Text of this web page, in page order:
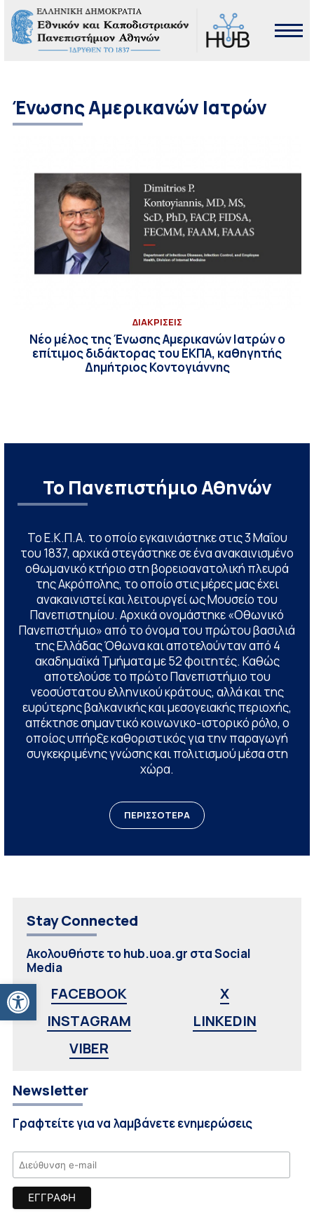
Ανοίξτε τη γραμμή εργαλείων
Ένωσης Αμερικανών Ιατρών
ΔΙΑΚΡΙΣΕΙΣ
Νέο μέλος της Ένωσης Αμερικανών Ιατρών ο
επίτιμος διδάκτορας του ΕΚΠΑ, καθηγητής
Δημήτριος Κοντογιάννης
Το Πανεπιστήμιο Αθηνών
Το Ε.Κ.Π.Α. το οποίο εγκαινιάστηκε στις 3 Μαΐου
του 1837, αρχικά στεγάστηκε σε ένα ανακαινισμένο
οθωμανικό κτήριο στη βορειοανατολική πλευρά
της Ακρόπολης, το οποίο στις μέρες μας έχει
ανακαινιστεί και λειτουργεί ως Μουσείο του
Πανεπιστημίου. Αρχικά ονομάστηκε «Οθωνικό
Πανεπιστήμιο» από το όνομα του πρώτου βασιλιά
της Ελλάδας Όθωνα και αποτελούνταν από 4
ακαδημαϊκά Τμήματα με 52 φοιτητές. Καθώς
αποτελούσε το πρώτο Πανεπιστήμιο του
νεοσύστατου ελληνικού κράτους, αλλά και της
ευρύτερης βαλκανικής και μεσογειακής περιοχής,
απέκτησε σημαντικό κοινωνικο-ιστορικό ρόλο, ο
οποίος υπήρξε καθοριστικός για την παραγωγή
συγκεκριμένης γνώσης και πολιτισμού μέσα στη
χώρα.
ΠΕΡΙΣΣΟΤΕΡΑ
Stay Connected
Ακολουθήστε το hub.uoa.gr στα Social
Media
FACEBOOK
X
INSTAGRAM
LINKEDIN
VIBER
Newsletter
Γραφτείτε για να λαμβάνετε ενημερώσεις